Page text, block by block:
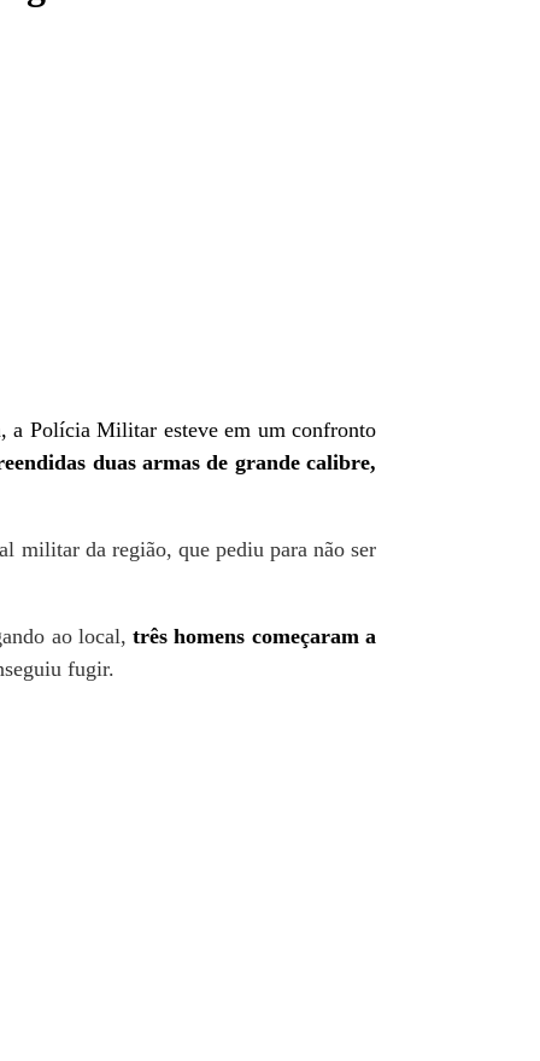
a Polícia Militar esteve em um confronto
duas armas de grande calibre,
militar da região, que pediu para não ser
ao local,três homens começaram a
fugir.